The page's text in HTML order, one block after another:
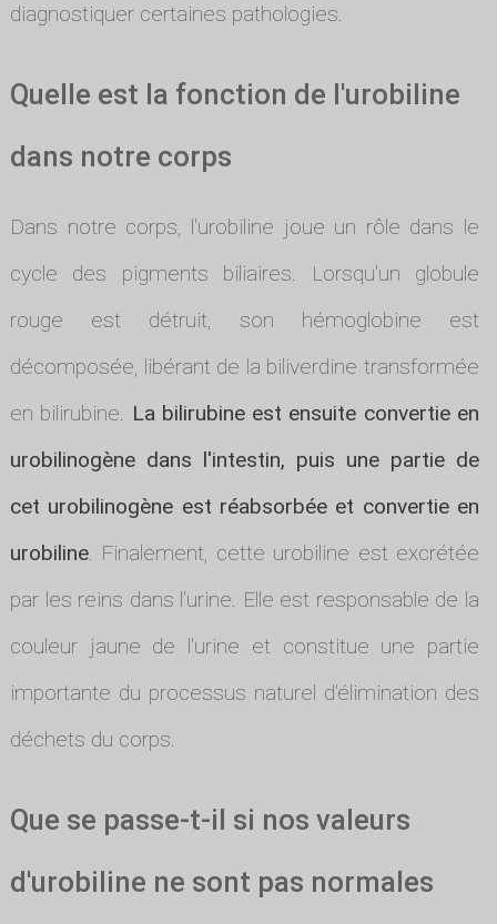
diagnostiquer certaines pathologies.
Quelle est la fonction de l'urobiline
dans notre corps
Dans notre corps, l'urobiline joue un rôle dans le
cycle des pigments biliaires. Lorsqu'un globule
rouge est détruit, son hémoglobine est
décomposée, libérant de la biliverdine transformée
en bilirubine. La bilirubine est ensuite convertie en
urobilinogène dans l'intestin, puis une partie de
cet urobilinogène est réabsorbée et convertie en
urobiline. Finalement, cette urobiline est excrétée
par les reins dans l'urine. Elle est responsable de la
couleur jaune de l'urine et constitue une partie
importante du processus naturel d'élimination des
déchets du corps.
Que se passe-t-il si nos valeurs
d'urobiline ne sont pas normales